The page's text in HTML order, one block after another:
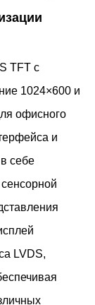
TFT с
1024×600 и
офисного
и
себе
LVDS,